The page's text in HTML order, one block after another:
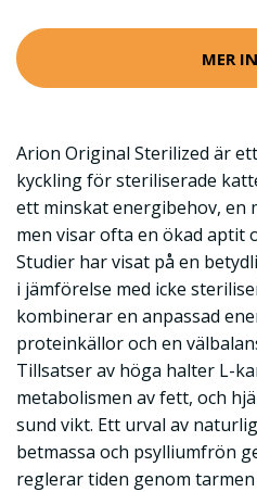
MER
Arion Original Sterilized är
kyckling för steriliserade
ett minskat energibehov, en
men visar ofta en ökad aptit
Studier har visat på en
i jämförelse med icke
kombinerar en anpassad
proteinkällor och en
Tillsatser av höga halter L-
metabolismen av fett, och
sund vikt. Ett urval av
betmassa och psylliumfrön
reglerar tiden genom